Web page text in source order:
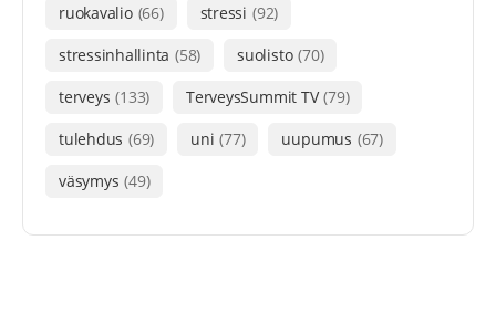
ruokavalio (66) stressi (92)
stressinhallinta (58) suolisto (70)
terveys (133) TerveysSummit TV (79)
tulehdus (69) uni (77) uupumus (67)
väsymys (49)